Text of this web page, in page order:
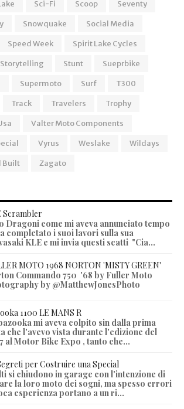
Sci-Fi Scoop
Seventy
Snowquake
Social Media
Speed Week
Spirit Lake Cycles
Storytelling Stunt
Sueprbike
Supermoto Surf
T300
Track Travelers
Trophy
Valter Moto Components
Vyrus Weslake
Wildays
Built Zagato
Scrambler
Dragoni come mi aveva annunciato tempo
completato i suoi lavori sulla sua
KLE e mi invia questi scatti "Cia...
MOTO 1968 NORTON 'MISTY GREEN'
Commando 750 '68 by Fuller Moto
by @MatthewJonesPhoto
1100 LE MANS R
mi aveva colpito sin dalla prima
che l'avevo vista durante l'edizione del
al Motor Bike Expo , tanto che...
per Costruire una Special
si chiudono in garage con l'intenzione di
la loro moto dei sogni, ma spesso errori
esperienza portano a un ri...